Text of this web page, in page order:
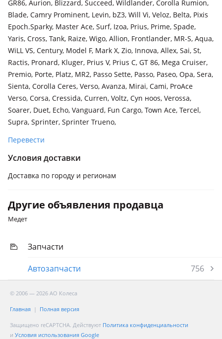
GR86, Aurion, Blizzard, Succeed, Wildlander, Corolla Rumion,
Blade, Camry Prominent, Levin, bZ3, Will Vi, Veloz, Belta, Pixis
Epoch.Sparky, Master Ace, Surf, Izoa, Prius, Prime, Spade,
Yaris, Cross, Tank, Raize, Wigo, Allion, Frontlander, MR-S, Aqua,
WiLL VS, Century, Model F, Mark X, Zio, Innova, Allex, Sai, St,
Ractis, Pronard, Kluger, Prius V, Prius C, GT 86, Mega Cruiser,
Premio, Porte, Platz, MR2, Passo Sette, Passo, Paseo, Opa, Sera,
Sienta, Corolla Ceres, Verso, Avanza, Mirai, Cami, ProAce
Verso, Corsa, Cressida, Curren, Voltz, Cyn ноos, Verossa,
Soarer, Duet, Echo, Vanguard, Fun Cargo, Town Ace, Tercel,
Supra, Sprinter, Sprinter Trueno,
Перевести
Условия доставки
Доставка по городу и регионам
Другие объявления продавца
Медет
Запчасти
Автозапчасти
756
© 2006 — 2026 АО Колеса
Главная Полная версия
Защищено reCAPTCHA. Действуют Политика конфиденциальности
и Условия использования Google